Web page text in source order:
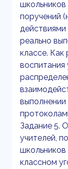
поручений
действиями
реально
классе. Как
воспитания
Задание 5.
учителей,
классном